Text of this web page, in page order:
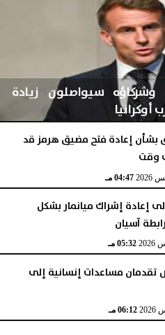
وشركاؤه سيواصلون زيادة
بشأن إعادة فتح مضيق هرمز قد
وقت
04:47 مـ
إعادة إشراك ميانمار بشكل
آسيان
05:32 مـ
تقدمان مساعدات إنسانية إلى
06:12 مـ